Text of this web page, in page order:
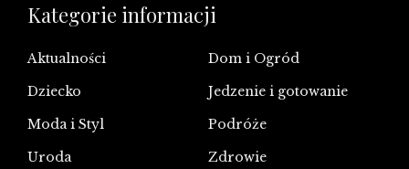
Kategorie informacji
Aktualności
Dom i Ogród
Dziecko
Jedzenie i gotowanie
Moda i Styl
Podróże
Uroda
Zdrowie